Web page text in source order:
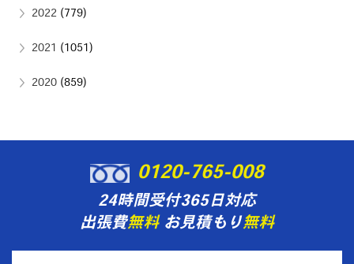
2022 (779)
2021 (1051)
2020 (859)
0120-765-008
24時間受付365日対応
出張費無料お見積もり無料